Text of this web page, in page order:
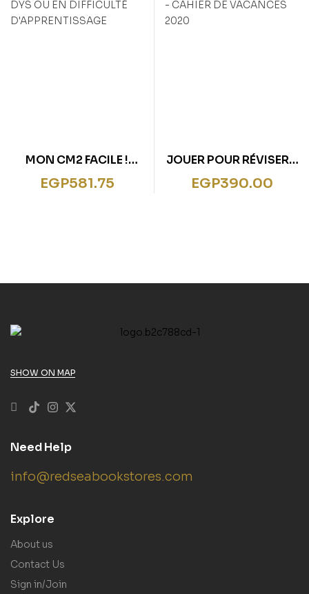
MON CM2 FACILE !
ADAPTÉ AUX ENFANTS
DYS OU EN DIFFICULTÉ
EGP581.75
JOUER POUR RÉVISER –
DU CM1 AU CM2 9-10
ANS – CAHIER DE
EGP390.00
SHOW ON MAP
Need Help
info@redseabookstores.com
Explore
About us
Contact Us
Sign in/Join